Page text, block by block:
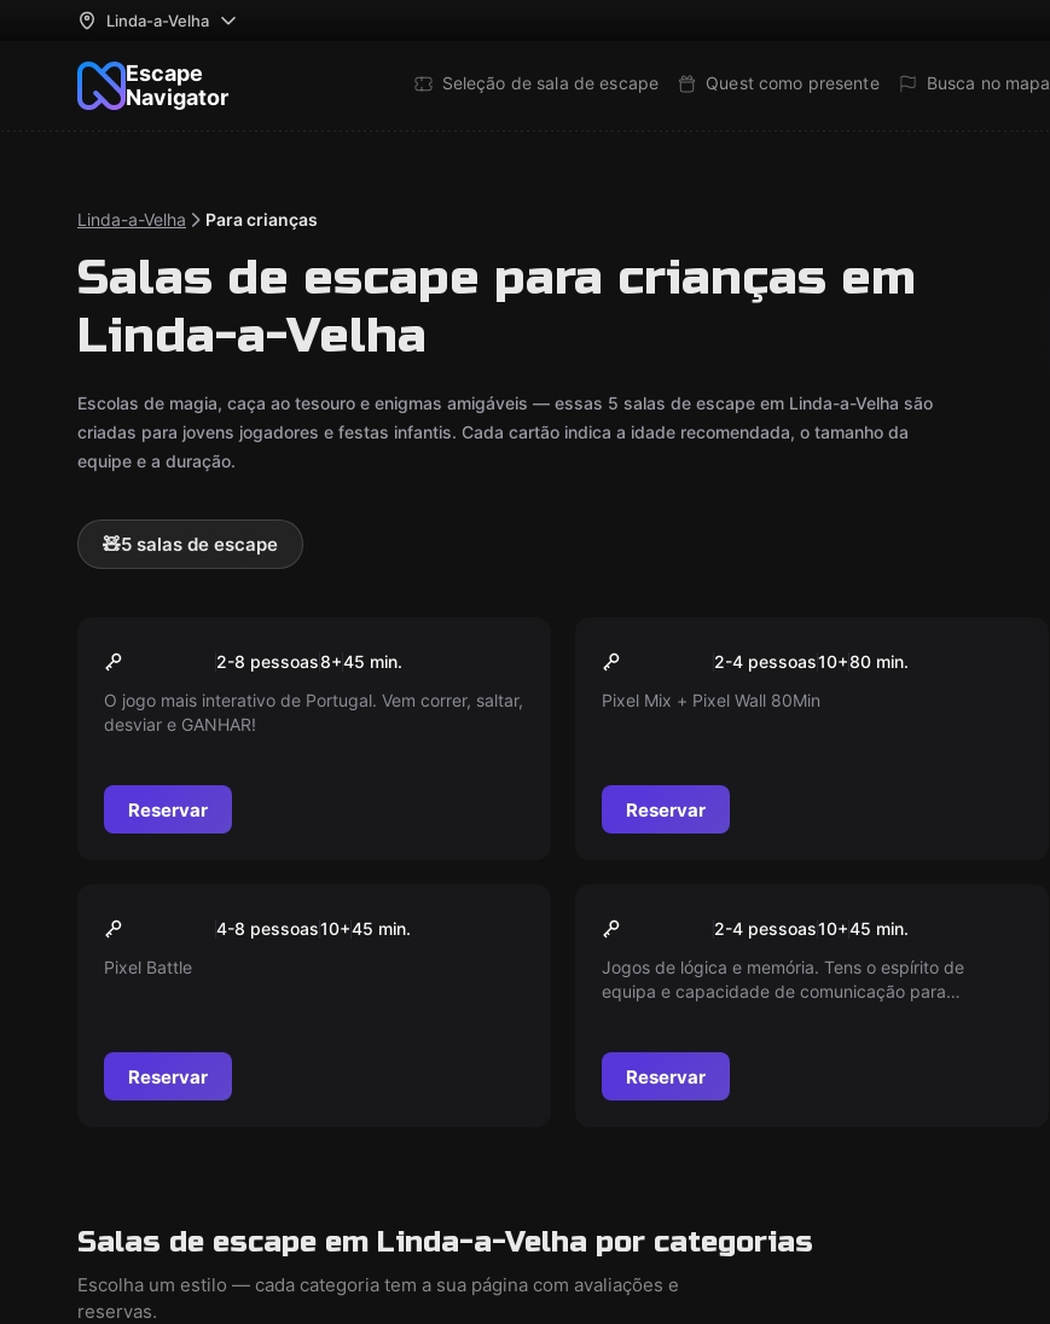
Linda-a-Velha
Escape
Navigator
Seleção de sala de escape Quest como presente Busca no mapa
Linda-a-Velha Para crianças
Salas de escape para crianças em
Linda-a-Velha
Escolas de magia, caça ao tesouro e enigmas amigáveis — essas 5 salas de escape em Linda-a-Velha são
criadas para jovens jogadores e festas infantis. Cada cartão indica a idade recomendada, o tamanho da
equipe e a duração.
🧸5 salas de escape
Popular
Pixel Run2-8 pessoas8+45 min.
O jogo mais interativo de Portugal. Vem correr, saltar,
desviar e GANHAR!
Reservar
Popular
Pixel Mix + Pixel Wall
2-4 pessoas10+80 min.
Pixel Mix + Pixel Wall 80Min
Reservar
Popular
Pixel Battle
4-8 pessoas10+45 min.
Pixel Battle
Reservar
Popular
Pixel Wall2-4 pessoas10+45 min.
Jogos de lógica e memória. Tens o espírito de
equipa e capacidade de comunicação para
Reservar
Salas de escape em Linda-a-Velha por categorias
Escolha um estilo — cada categoria tem a sua página com avaliações e
reservas.